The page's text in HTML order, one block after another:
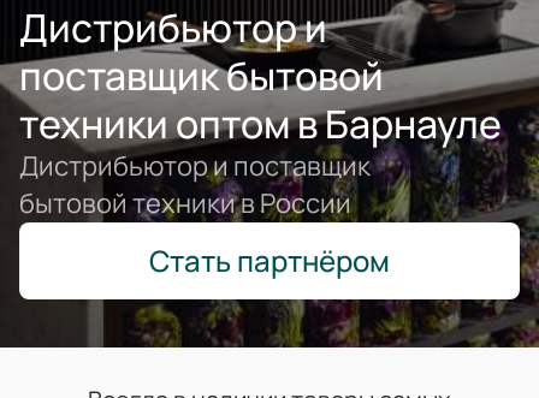
Дистрибьютор и
поставщик бытовой
техники оптом в Барнауле
Дистрибьютор и поставщик
бытовой техники в России
Стать партнёром